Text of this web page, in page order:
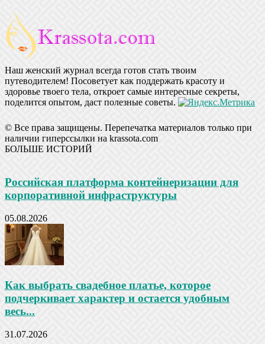
Наш женский журнал всегда готов стать твоим
путеводителем! Посоветует как поддержать красоту и
здоровье твоего тела, откроет самые интересные секреты,
поделится опытом, даст полезные советы.
© Все права защищены. Перепечатка материалов только при
наличии гиперссылки на krassota.com
БОЛЬШЕ ИСТОРИЙ
Российская платформа контейнеризации для
корпоративной инфраструктуры
05.08.2026
Как выбрать свадебное платье, которое
подчеркивает характер и остается удобным
весь...
31.07.2026